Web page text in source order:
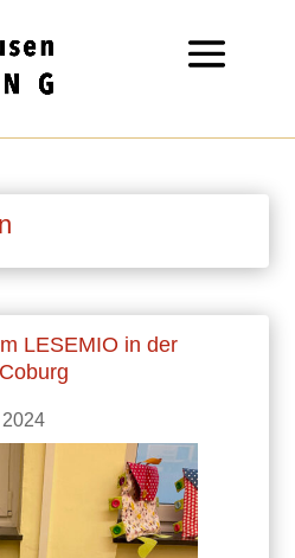
LESEMIO in der
2024